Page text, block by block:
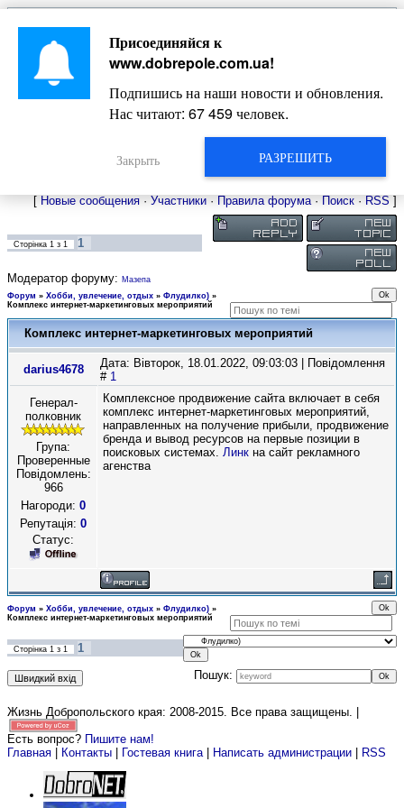
Главная
Новости
Довідкова
Фото
Оголошення
Видео
Жизнь Добропольского края
[ Новые сообщения · Участники · Правила форума· Поиск · RSS ]
Сторінка 1 з 1 1
Модератор форуму: Мазепа
Форум » Хобби, увлечение, отдых » Флудилко) »
Комплекс интернет-маркетинговых мероприятий
Комплекс интернет-маркетинговых мероприятий
darius4678
Дата: Вівторок, 18.01.2022, 09:03:03 | Повідомлення
# 1
Генерал-
полковник
Група:
Проверенные
Повідомлень:
966
Нагороди: 0
Репутація: 0
Статус:
Комплексное продвижение сайта включает в себя
комплекс интернет-маркетинговых мероприятий,
направленных на получение прибыли, продвижение
бренда и вывод ресурсов на первые позиции в
поисковых системах. Линк на сайт рекламного
агенства
Форум » Хобби, увлечение, отдых » Флудилко) »
Комплекс интернет-маркетинговых мероприятий
Сторінка 1 з 1
1
Пошук:
Жизнь Добропольского края: 2008-2015. Все права защищены. |
Есть вопрос? Пишите нам!
Главная
Контакты Гостевая книга| Написать администрации RSS
Присоединяйся к
www.dobrepole.com.ua!
Подпишись на наши новости и обновления.
Нас читают: 67 459человек.
РАЗРЕШИТЬ
Закрыть